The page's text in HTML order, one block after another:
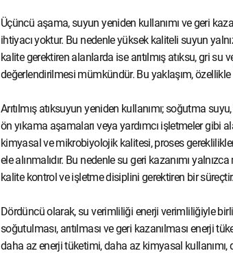
Üçüncü aşama, suyun yeniden kullanımı ve geri
ihtiyacı yoktur. Bu nedenle yüksek kaliteli suyun
kalite gerektiren alanlarda ise arıtılmış atıksu, gri
değerlendirilmesi mümkündür. Bu yaklaşım,
Arıtılmış atıksuyun yeniden kullanımı; soğutma
ön yıkama aşamaları veya yardımcı işletmeler
kimyasal ve mikrobiyolojik kalitesi, proses
ele alınmalıdır. Bu nedenle su geri kazanımı
kalite kontrol ve işletme disiplini gerektiren bir süreçtir.
Dördüncü olarak, su verimliliği enerji verimliliğiyle
soğutulması, arıtılması ve geri kazanılması enerji
daha az enerji tüketimi, daha az kimyasal